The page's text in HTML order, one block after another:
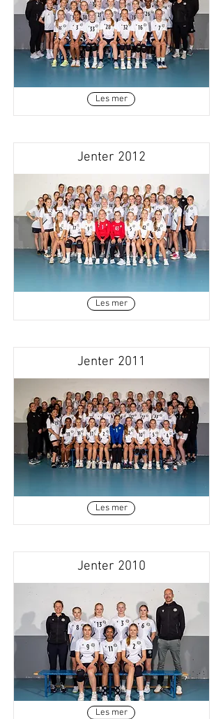
Les mer
Jenter 2012
Les mer
Jenter 2011
Les mer
Jenter 2010
Les mer